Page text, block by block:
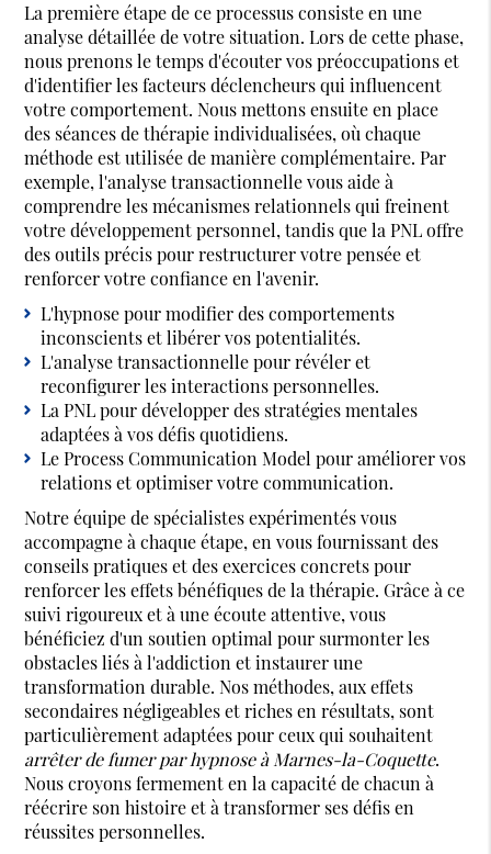
La première étape de ce processus consiste en une
analyse détaillée de votre situation. Lors de cette phase,
nous prenons le temps d'écouter vos préoccupations et
d'identifier les facteurs déclencheurs qui influencent
votre comportement. Nous mettons ensuite en place
des séances de thérapie individualisées, où chaque
méthode est utilisée de manière complémentaire. Par
exemple, l'analyse transactionnelle vous aide à
comprendre les mécanismes relationnels qui freinent
votre développement personnel, tandis que la PNL offre
des outils précis pour restructurer votre pensée et
renforcer votre confiance en l'avenir.
L'hypnose pour modifier des comportements
inconscients et libérer vos potentialités.
L'analyse transactionnelle pour révéler et
reconfigurer les interactions personnelles.
La PNL pour développer des stratégies mentales
adaptées à vos défis quotidiens.
Le Process Communication Model pour améliorer vos
relations et optimiser votre communication.
Notre équipe de spécialistes expérimentés vous
accompagne à chaque étape, en vous fournissant des
conseils pratiques et des exercices concrets pour
renforcer les effets bénéfiques de la thérapie. Grâce à ce
suivi rigoureux et à une écoute attentive, vous
bénéficiez d'un soutien optimal pour surmonter les
obstacles liés à l'addiction et instaurer une
transformation durable. Nos méthodes, aux effets
secondaires négligeables et riches en résultats, sont
particulièrement adaptées pour ceux qui souhaitent
arrêter de fumer par hypnose à Marnes-la-Coquette.
Nous croyons fermement en la capacité de chacun à
réécrire son histoire et à transformer ses défis en
réussites personnelles.